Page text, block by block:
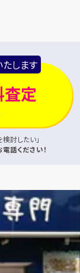
します
定
討したい」
話ください！